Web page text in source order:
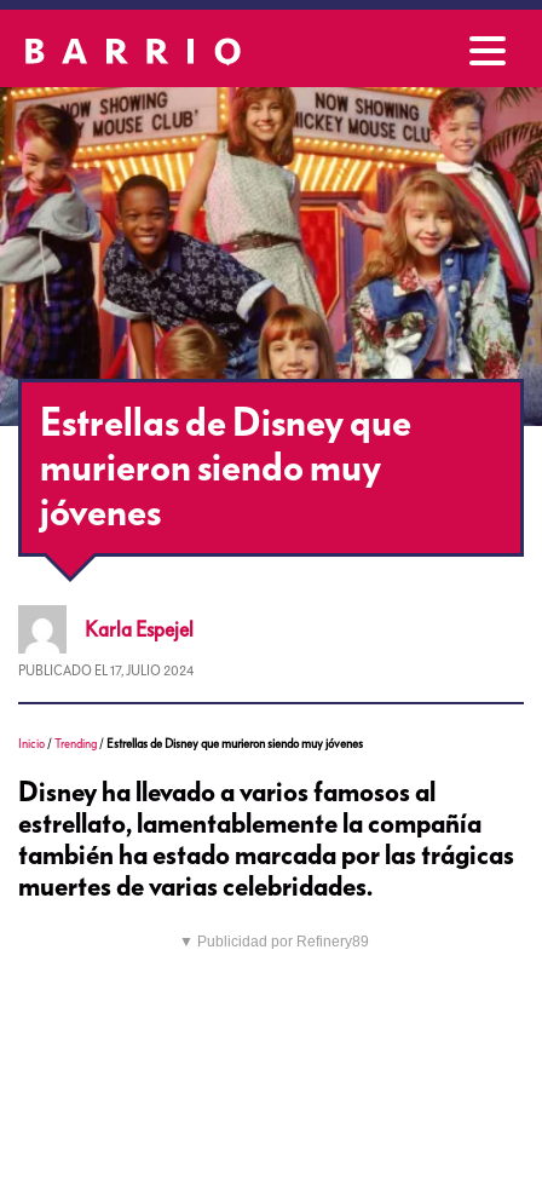
Estrellas de Disney que
murieron siendo muy
jóvenes
Karla Espejel
PUBLICADO EL 17, JULIO 2024
Inicio /Trending / Estrellas de Disney que murieron siendo muy jóvenes
Disney ha llevado a varios famosos al
estrellato, lamentablemente la compañía
también ha estado marcada por las trágicas
muertes de varias celebridades.
▼ Publicidad por Refinery89